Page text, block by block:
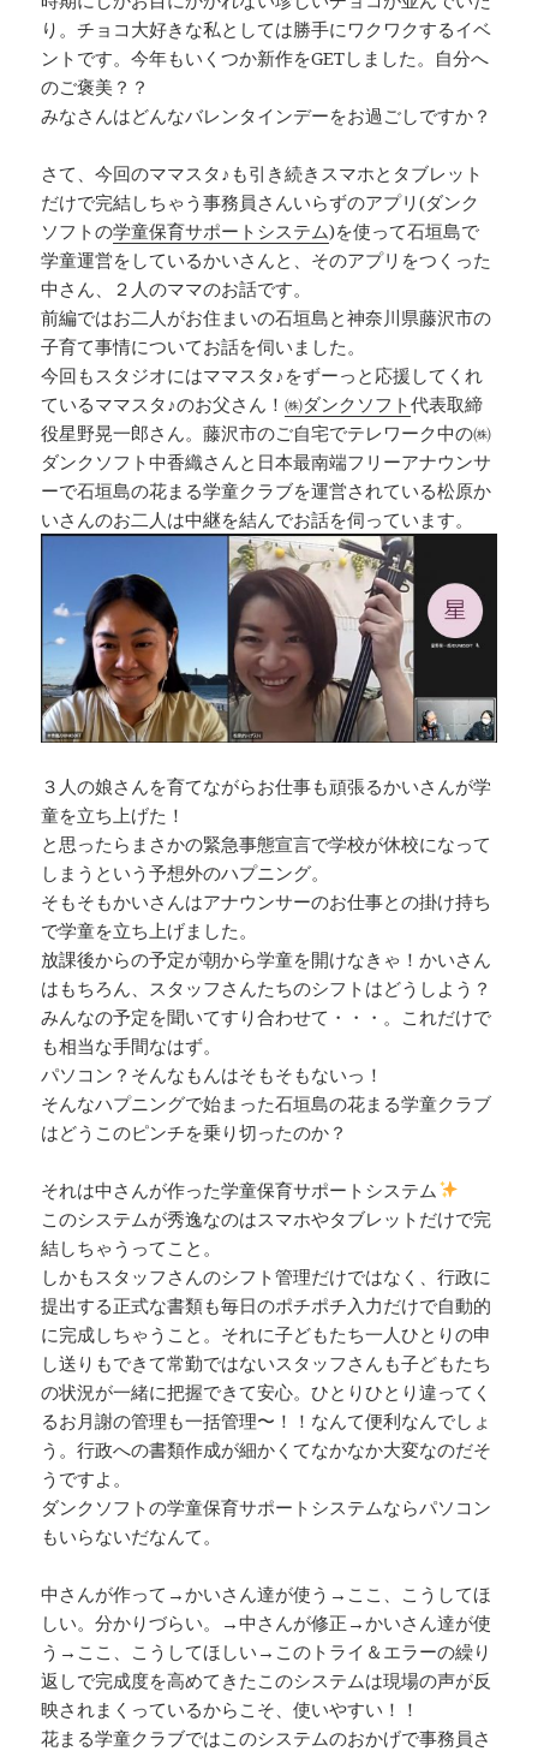
り。チョコ大好きな私としては勝手にワクワクするイベ
ントです。今年もいくつか新作をGETしました。自分へ
のご褒美？？
みなさんはどんなバレンタインデーをお過ごしですか？
さて、今回のママスタ♪も引き続きスマホとタブレット
だけで完結しちゃう事務員さんいらずのアプリ(ダンク
ソフトの学童保育サポートシステム)を使って石垣島で
学童運営をしているかいさんと、そのアプリをつくった
中さん、２人のママのお話です。
前編ではお二人がお住まいの石垣島と神奈川県藤沢市の
子育て事情についてお話を伺いました。
今回もスタジオにはママスタ♪をずーっと応援してくれ
ているママスタ♪のお父さん！㈱ダンクソフト代表取締
役星野晃一郎さん。藤沢市のご自宅でテレワーク中の㈱
ダンクソフト中香織さんと日本最南端フリーアナウンサ
ーで石垣島の花まる学童クラブを運営されている松原か
いさんのお二人は中継を結んでお話を伺っています。
３人の娘さんを育てながらお仕事も頑張るかいさんが学
童を立ち上げた！
と思ったらまさかの緊急事態宣言で学校が休校になって
しまうという予想外のハプニング。
そもそもかいさんはアナウンサーのお仕事との掛け持ち
で学童を立ち上げました。
放課後からの予定が朝から学童を開けなきゃ！かいさん
はもちろん、スタッフさんたちのシフトはどうしよう？
みんなの予定を聞いてすり合わせて・・・。これだけで
も相当な手間なはず。
パソコン？そんなもんはそもそもないっ！
そんなハプニングで始まった石垣島の花まる学童クラブ
はどうこのピンチを乗り切ったのか？
それは中さんが作った学童保育サポートシステム
このシステムが秀逸なのはスマホやタブレットだけで完
結しちゃうってこと。
しかもスタッフさんのシフト管理だけではなく、行政に
提出する正式な書類も毎日のポチポチ入力だけで自動的
に完成しちゃうこと。それに子どもたち一人ひとりの申
し送りもできて常勤ではないスタッフさんも子どもたち
の状況が一緒に把握できて安心。ひとりひとり違ってく
るお月謝の管理も一括管理〜！！なんて便利なんでしょ
う。行政への書類作成が細かくてなかなか大変なのだそ
うですよ。
ダンクソフトの学童保育サポートシステムならパソコン
もいらないだなんて。
中さんが作って→かいさん達が使う→ここ、こうしてほ
しい。分かりづらい。→中さんが修正→かいさん達が使
う→ここ、こうしてほしい→このトライ＆エラーの繰り
返しで完成度を高めてきたこのシステムは現場の声が反
映されまくっているからこそ、使いやすい！！
花まる学童クラブではこのシステムのおかげで事務員さ